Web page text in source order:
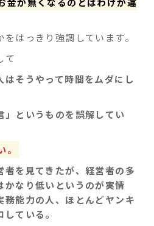
はっきり強調しています。
て
はそうやって時間をムダにし
」というものを誤解してい
者を見てきたが、経営者の多
かなり低いというのが実情
務能力の人、ほとんどヤンキ
ている。